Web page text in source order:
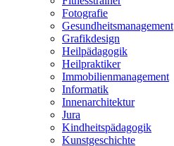
Fotografie
Gesundheitsmanagement
Grafikdesign
Heilpädagogik
Heilpraktiker
Immobilienmanagement
Informatik
Innenarchitektur
Jura
Kindheitspädagogik
Kunstgeschichte